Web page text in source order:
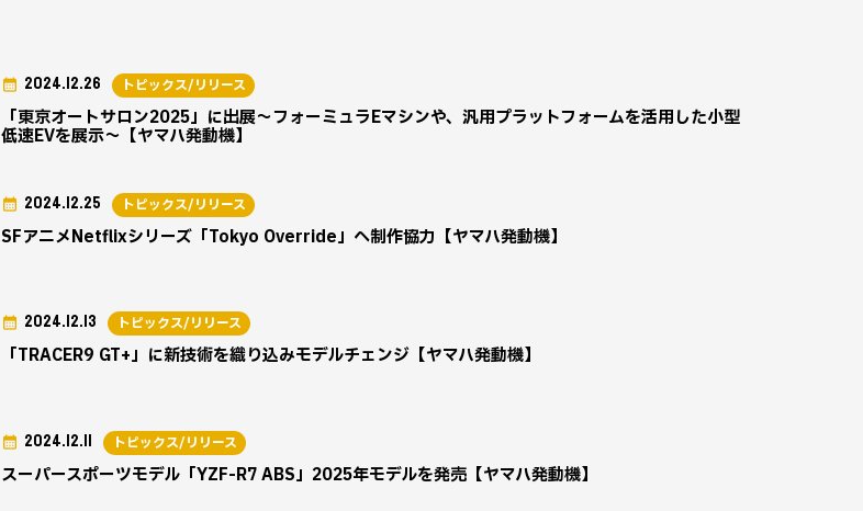
「東京オートサロン2025」に出展～フォーミュラEマシンや、汎用プラットフォームを活用した小型
低速EVを展示～【ヤマハ発動機】
2024.12.26 トピックス/リリース
SFアニメNetflixシリーズ「Tokyo Override」へ制作協力【ヤマハ発動機】
2024.12.25 トピックス/リリース
「TRACER9 GT+」に新技術を織り込みモデルチェンジ【ヤマハ発動機】
2024.12.13 トピックス/リリース
スーパースポーツモデル「YZF-R7 ABS」2025年モデルを発売【ヤマハ発動機】
2024.12.11 トピックス/リリース